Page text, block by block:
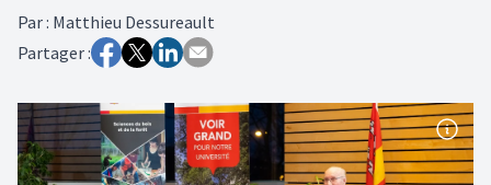
Par: Matthieu Dessureault
Partager :